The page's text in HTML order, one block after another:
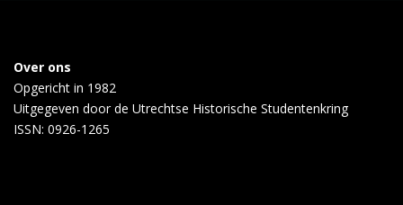
Over ons
Opgericht in 1982
Uitgegeven door de Utrechtse Historische Studentenkring
ISSN: 0926-1265